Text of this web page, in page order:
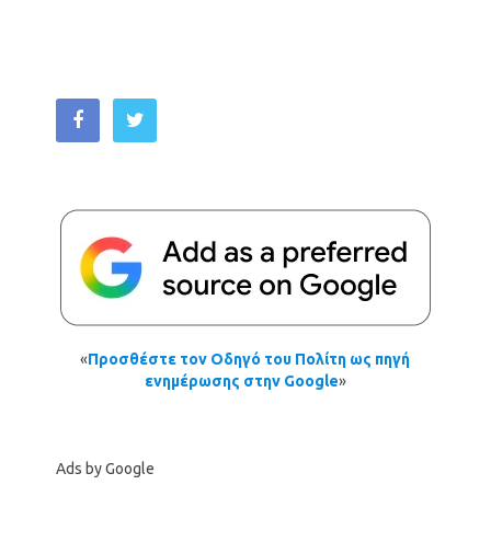
«Προσθέστε τον Οδηγό του Πολίτη ως πηγή
ενημέρωσης στην Google»
Ads by Google